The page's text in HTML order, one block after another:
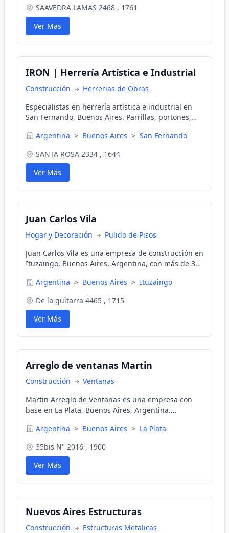
profesionales para sus pisos de madera!
SAAVEDRA LAMAS 2468 , 1761
Ver Más
IRON | Herrería Artística e Industrial
Construcción
Herrerias de Obras
Especialistas en herrería artística e industrial en
San Fernando, Buenos Aires. Parrillas, portones,
Argentina > Buenos Aires > San Fernando
SANTA ROSA 2334 , 1644
Ver Más
Juan Carlos Vila
Hogar y Decoración
Pulido de Pisos
Juan Carlos Vila es una empresa de construcción en
Ituzaingo, Buenos Aires, Argentina, con más de 30
calidad que incluyen construcción de viviendas,
Argentina > Buenos Aires > Ituzaingo
De la guitarra 4465 , 1715
Ver Más
Arreglo de ventanas Martin
Construcción
Ventanas
Martin Arreglo de Ventanas es una empresa con
base en La Plata, Buenos Aires, Argentina.
especializados para ventanas de plástico (PVC),
presupuesto gratuito y sin compromiso.
Argentina > Buenos Aires > La Plata
35bis N° 2016 , 1900
Ver Más
Nuevos Aires Estructuras
Construcción
Estructuras Metalicas